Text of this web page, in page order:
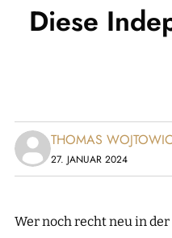
Diese
THOMAS
27. JANUAR 2024
Wer noch recht neu in